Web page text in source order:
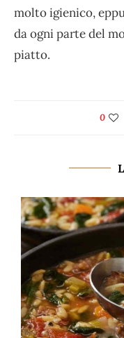
molto igienico,
da ogni parte del
piatto.
0